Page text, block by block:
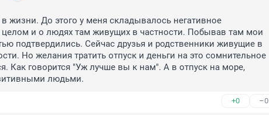
жизни. До этого у меня складывалось негативное
целом и о людях там живущих в частности. Побывав там мои
подтвердились. Сейчас друзья и родственники живущие в
Но желания тратить отпуск и деньги на это сомнительное
Как говорится "Уж лучше вы к нам". А в отпуск на море,
людьми.
+0 –0